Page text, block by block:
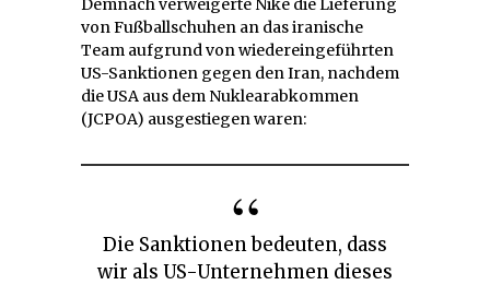
Demnach verweigerte Nike die Lieferung
von Fußballschuhen an das iranische
Team aufgrund von wiedereingeführten
US-Sanktionen gegen den Iran, nachdem
die USA aus dem Nuklearabkommen
(JCPOA) ausgestiegen waren:
Die Sanktionen bedeuten, dass
wir als US-Unternehmen dieses